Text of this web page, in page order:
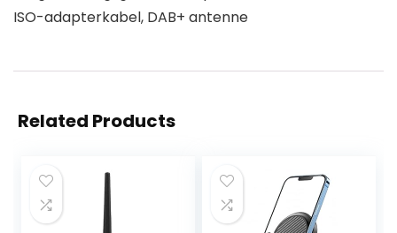
ISO-adapterkabel, DAB+ antenne
Related Products